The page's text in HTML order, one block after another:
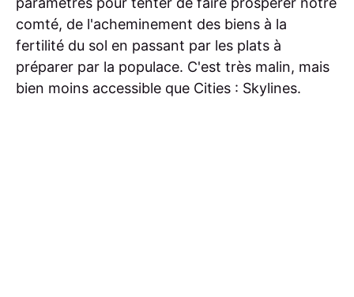
comté, de l'acheminement des biens à la
fertilité du sol en passant par les plats à
préparer par la populace. C'est très malin, mais
bien moins accessible que Cities : Skylines.